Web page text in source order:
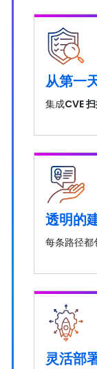
从第一
集成CVE
透明的
每条路径都
灵活部